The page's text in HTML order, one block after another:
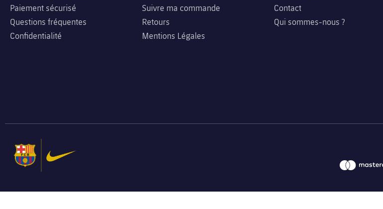
Paiement sécurisé
Questions fréquentes
Confidentialité
Suivre ma commande
Retours
Mentions Légales
Contact
Qui sommes-nous ?